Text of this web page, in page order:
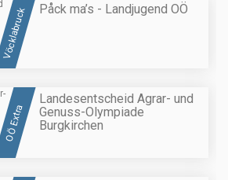
Vöcklabruck Påck ma’s - Landjugend OÖ
OÖ Extra
Landesentscheid Agrar- und
Genuss-Olympiade
Burgkirchen